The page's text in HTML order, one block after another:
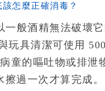
怎麼正確消毒？
般酒精無法破壞
玩具清潔可使用
童的嘔吐物或排泄
過一次才算完成。